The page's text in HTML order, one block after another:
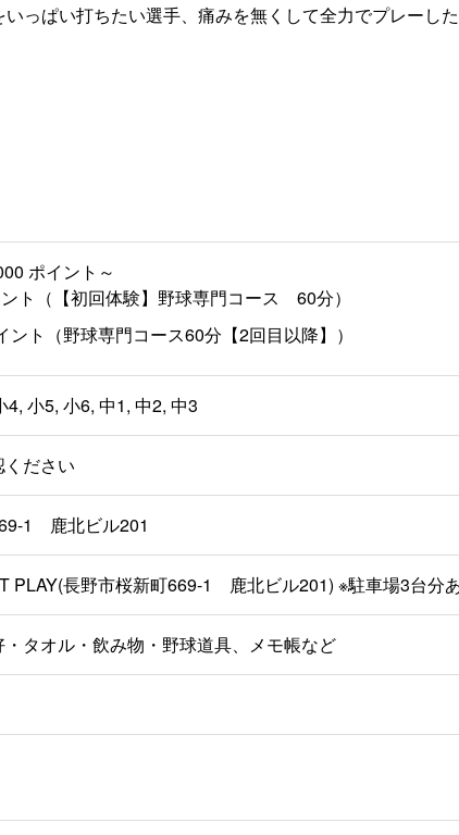
っぱい打ちたい選手、痛みを無くして全力でプレーし
ポイント～
ト（【初回体験】野球専門コース 60分）
ント（野球専門コース60分【2回目以降】）
4, 小5, 小6, 中1, 中2, 中3
ださい
1 鹿北ビル201
PLAY(長野市桜新町669-1 鹿北ビル201) ※駐車場3台分
タオル・飲み物・野球道具、メモ帳など